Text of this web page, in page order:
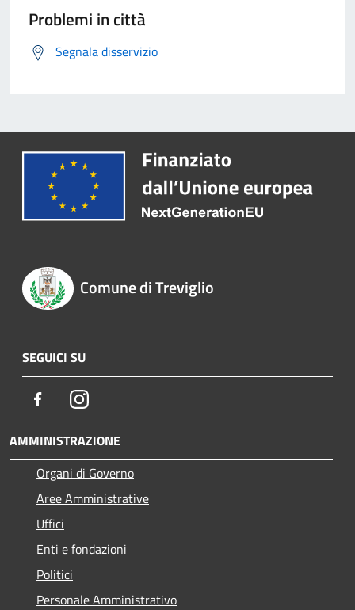
Problemi in città
Segnala disservizio
Comune di Treviglio
SEGUICI SU
FacebookInstagram
AMMINISTRAZIONE
Organi di Governo
Aree Amministrative
Uffici
Enti e fondazioni
Politici
Personale Amministrativo